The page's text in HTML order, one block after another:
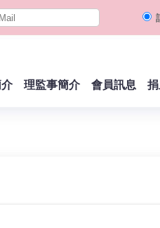
理監事簡介 會員訊息